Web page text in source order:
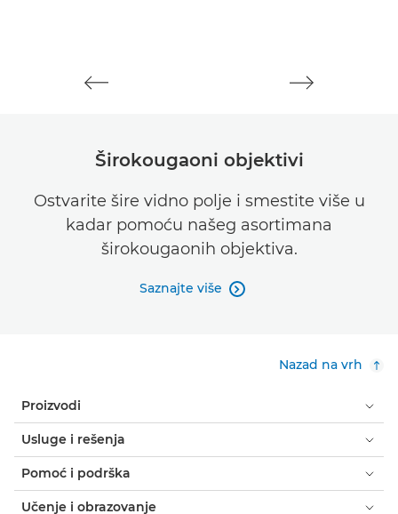
Širokougaoni objektivi
Ostvarite šire vidno polje i smestite više u
kadar pomoću našeg asortimana
širokougaonih objektiva.
Saznajte više 
Nazad na vrh
Proizvodi
Usluge i rešenja
Pomoć i podrška
Učenje i obrazovanje